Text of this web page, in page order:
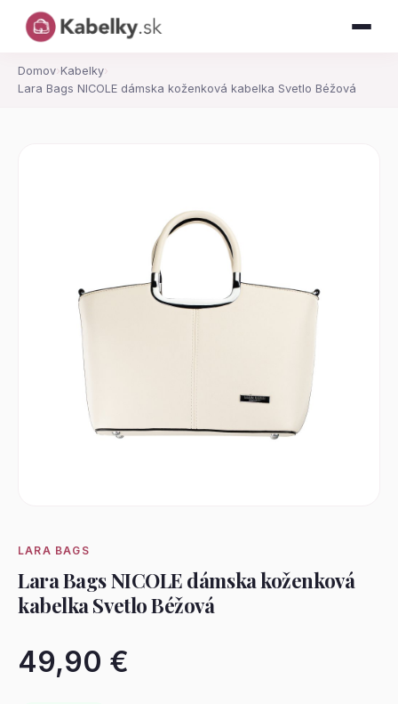
Domov› Kabelky›
Lara Bags NICOLE dámska koženková kabelka Svetlo Béžová
LARA BAGS
Lara Bags NICOLE dámska koženková
kabelka Svetlo Béžová
49,90 €